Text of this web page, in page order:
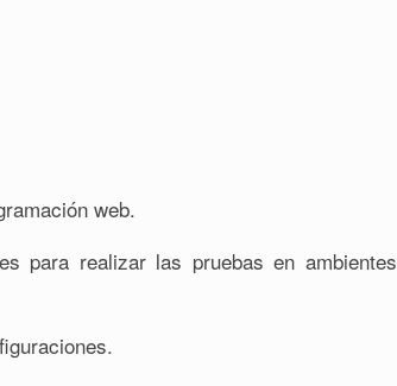
web.
para realizar las pruebas en ambientes